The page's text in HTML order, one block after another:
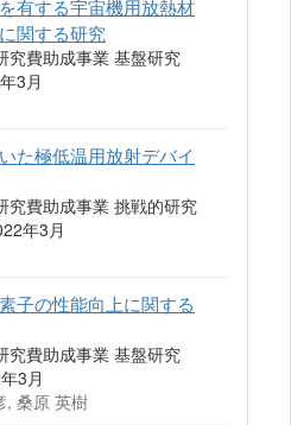
有する宇宙機用放熱材
関する研究
究費助成事業 基盤研究
3月
た極低温用放射デバイ
究費助成事業 挑戦的研究
年3月
子の性能向上に関する
究費助成事業 基盤研究
3月
, 桑原 英樹